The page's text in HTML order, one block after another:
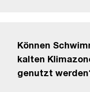
Können
kalten
genutzt